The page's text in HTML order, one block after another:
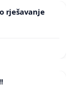
rješavanje